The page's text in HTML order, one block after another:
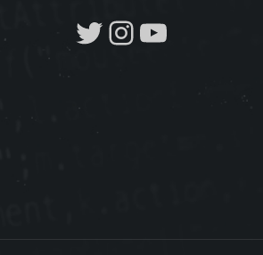
Twitter
Instagram
YouTube